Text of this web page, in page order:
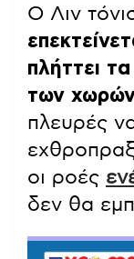
Ο Λιν
πλήττει
των
πλευρές
οι ροές
δεν θα